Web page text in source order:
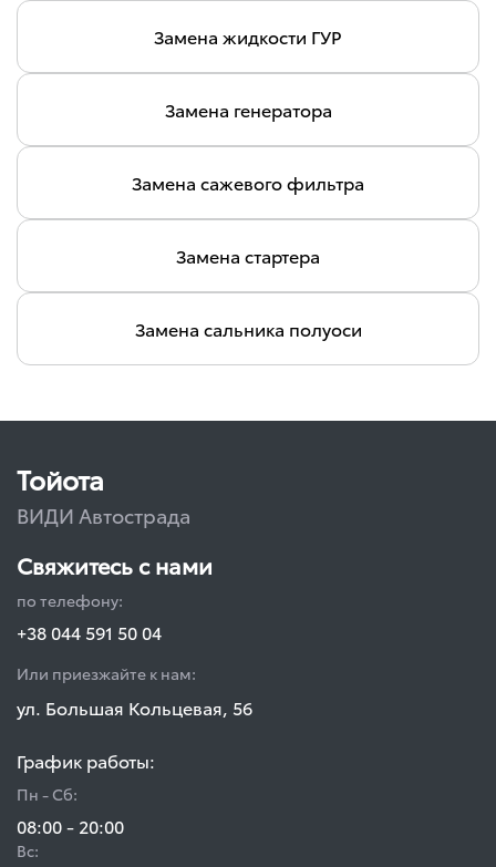
Замена жидкости ГУР
Замена генератора
Замена сажевого фильтра
Замена стартера
Замена сальника полуоси
Тойота
ВИДИ Автострада
Свяжитесь с нами
по телефону:
+38 044 591 50 04
Или приезжайте к нам:
ул. Большая Кольцевая, 56
График работы:
Пн - Сб:
08:00 - 20:00
Вс: